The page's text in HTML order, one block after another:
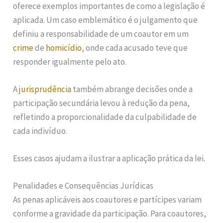
oferece exemplos importantes de como a legislação é
aplicada. Um caso emblemático é o julgamento que
definiu a responsabilidade de um coautor em um
crimede homicídio, onde cada acusado teve que
responder igualmente pelo ato.
Ajurisprudênciatambém abrange decisões onde a
participação secundária levou à redução da pena,
refletindo a proporcionalidade da culpabilidade de
cada indivíduo.
Esses casos ajudam a ilustrar a aplicação prática da lei.
Penalidades e Consequências Jurídicas
As penas aplicáveis aos coautores e partícipes variam
conforme a gravidade da participação. Para coautores,